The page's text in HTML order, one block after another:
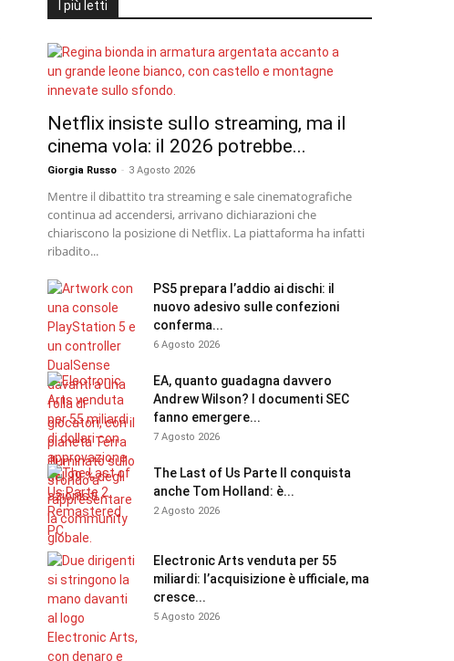
I più letti
Netflix insiste sullo streaming, ma il
cinema vola: il 2026 potrebbe...
Giorgia Russo - 3 Agosto 2026
Mentre il dibattito tra streaming e sale cinematografiche
continua ad accendersi, arrivano dichiarazioni che
chiariscono la posizione di Netflix. La piattaforma ha infatti
ribadito...
PS5 prepara l’addio ai dischi: il
nuovo adesivo sulle confezioni
conferma...
6 Agosto 2026
EA, quanto guadagna davvero
Andrew Wilson? I documenti SEC
fanno emergere...
7 Agosto 2026
The Last of Us Parte II conquista
anche Tom Holland: è...
2 Agosto 2026
Electronic Arts venduta per 55
miliardi: l’acquisizione è ufficiale, ma
cresce...
5 Agosto 2026